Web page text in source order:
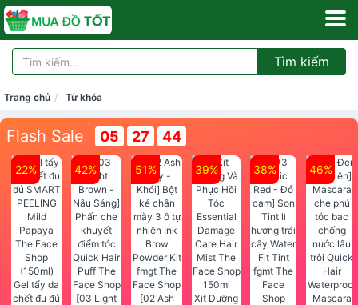
Tìm kiếm
Trang chủ Từ khóa
Flash Sale 05 27 44
22%
Gel tẩy da
chết đu đủ
42%
[03 Light
51%
[02 Ash
39%
Xịt Dưỡng
38% 46%